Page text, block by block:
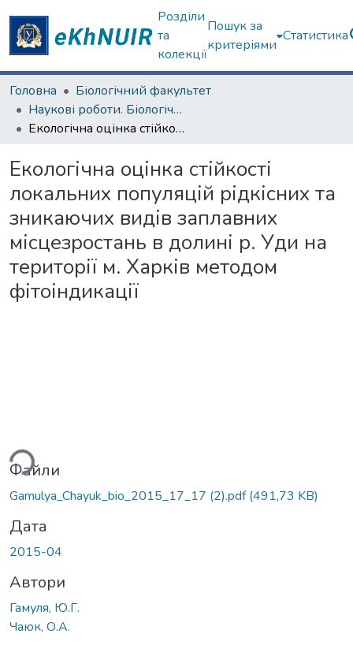
Розділи
та
колекції
Пошук за
критеріями
Статистика
Головна
Біологічний факультет
Наукові роботи. Біологічний факультет
Екологічна оцінка стійкості локальних популяцій рідкісних та зникаючих видів заплавних місцезростань в долині р. Уди на території м. Харків методом фітоіндикації
Екологічна оцінка стійкості
локальних популяцій рідкісних та
зникаючих видів заплавних
місцезростань в долині р. Уди на
території м. Харків методом
фітоіндикації
Файли
Gamulya_Chayuk_bio_2015_17_17 (2).pdf(491,73 KB)
Дата
2015-04
Автори
Гамуля, Ю.Г.
Чаюк, О.А.